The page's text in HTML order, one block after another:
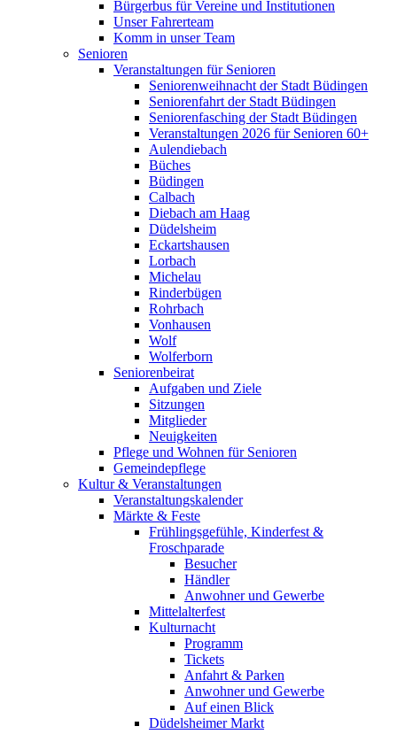
Bürgerbus für Vereine und Institutionen
Unser Fahrerteam
Komm in unser Team
Senioren
Veranstaltungen für Senioren
Seniorenweihnacht der Stadt Büdingen
Seniorenfahrt der Stadt Büdingen
Seniorenfasching der Stadt Büdingen
Veranstaltungen 2026 für Senioren 60+
Aulendiebach
Büches
Büdingen
Calbach
Diebach am Haag
Düdelsheim
Eckartshausen
Lorbach
Michelau
Rinderbügen
Rohrbach
Vonhausen
Wolf
Wolferborn
Seniorenbeirat
Aufgaben und Ziele
Sitzungen
Mitglieder
Neuigkeiten
Pflege und Wohnen für Senioren
Gemeindepflege
Kultur & Veranstaltungen
Veranstaltungskalender
Märkte & Feste
Frühlingsgefühle, Kinderfest &
Froschparade
Besucher
Händler
Anwohner und Gewerbe
Mittelalterfest
Kulturnacht
Programm
Tickets
Anfahrt & Parken
Anwohner und Gewerbe
Auf einen Blick
Düdelsheimer Markt